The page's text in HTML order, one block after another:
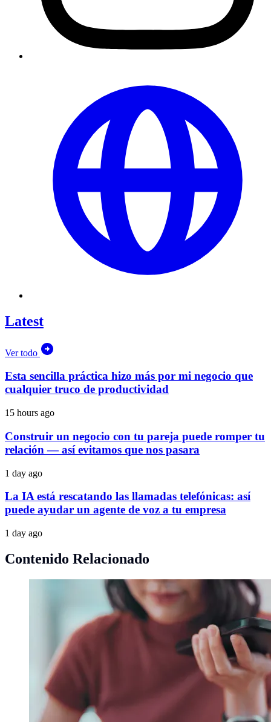
Latest
Ver todo
Esta sencilla práctica hizo más por mi negocio que
cualquier truco de productividad
15 hours ago
Construir un negocio con tu pareja puede romper tu
relación — así evitamos que nos pasara
1 day ago
La IA está rescatando las llamadas telefónicas: así
puede ayudar un agente de voz a tu empresa
1 day ago
Contenido Relacionado